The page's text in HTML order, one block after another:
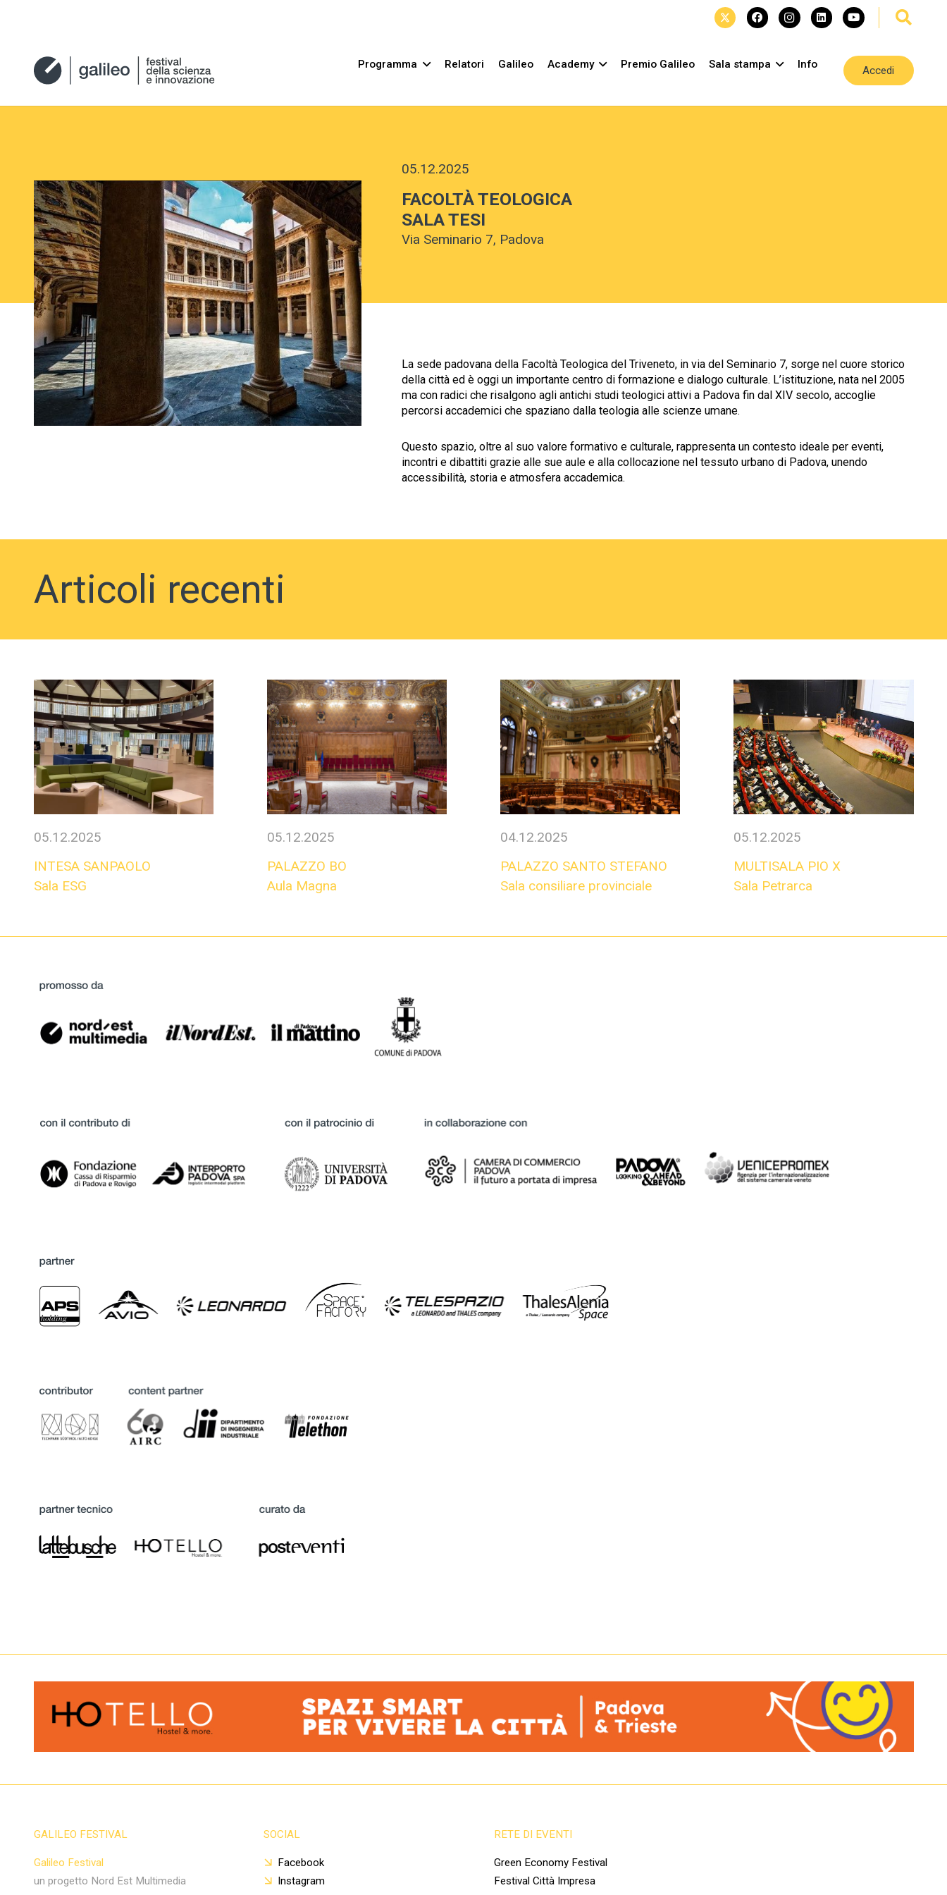
Programma Relatori Galileo Academy Premio Galileo Sala stampa Info
Accedi
05.12.2025
FACOLTÀ TEOLOGICA
SALA TESI
Via Seminario 7, Padova
La sede padovana della Facoltà Teologica del Triveneto, in via del Seminario 7, sorge nel cuore storico
della città ed è oggi un importante centro di formazione e dialogo culturale. L’istituzione, nata nel 2005
ma con radici che risalgono agli antichi studi teologici attivi a Padova fin dal XIV secolo, accoglie
percorsi accademici che spaziano dalla teologia alle scienze umane.
Questo spazio, oltre al suo valore formativo e culturale, rappresenta un contesto ideale per eventi,
incontri e dibattiti grazie alle sue aule e alla collocazione nel tessuto urbano di Padova, unendo
accessibilità, storia e atmosfera accademica.
Articoli recenti
05.12.2025
INTESA SANPAOLO
Sala ESG
05.12.2025
PALAZZO BO
Aula Magna
04.12.2025
PALAZZO SANTO STEFANO
Sala consiliare provinciale
05.12.2025
MULTISALA PIO X
Sala Petrarca
GALILEO FESTIVAL
Galileo Festival
un progetto Nord Est Multimedia
SOCIAL
Facebook
Instagram
RETE DI EVENTI
Green Economy Festival
Festival Città Impresa